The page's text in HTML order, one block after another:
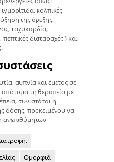
κολπικές
της όρεξης,
ταχυκαρδία,
διαταραχές ) και
αϋπνία και έμετος σε
τη θεραπεία με
συνιστάται η
δόσης, προκειμένου να
ανεπιθύμητων
Ομορφιά